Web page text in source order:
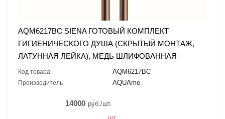
AQM6217BC SIENA ГОТОВЫЙ КОМПЛЕКТ
ГИГИЕНИЧЕСКОГО ДУША (СКРЫТЫЙ МОНТАЖ,
ЛАТУННАЯ ЛЕЙКА), МЕДЬ ШЛИФОВАННАЯ
Код товара AQM6217BC
Производитель AQUAme
14000 руб./шт.